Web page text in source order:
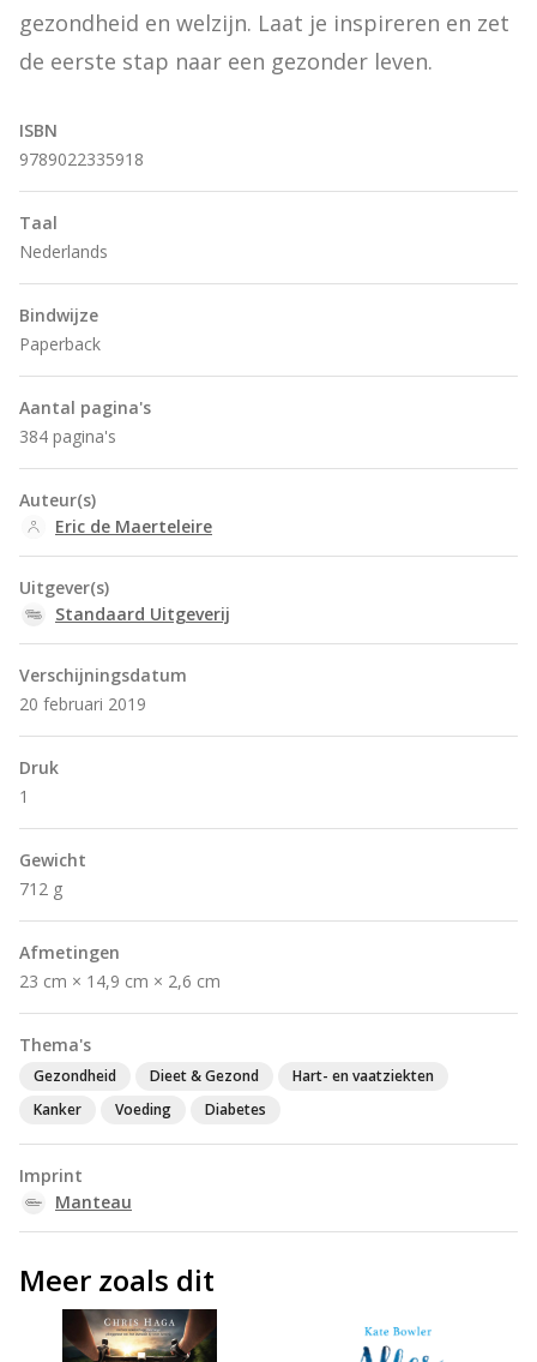
gezondheid en welzijn. Laat je inspireren en zet
de eerste stap naar een gezonder leven.
ISBN
9789022335918
Taal
Nederlands
Bindwijze
Paperback
Aantal pagina's
384 pagina's
Auteur(s)
Eric de Maerteleire
Uitgever(s)
Standaard Uitgeverij
Verschijningsdatum
20 februari 2019
Druk
1
Gewicht
712 g
Afmetingen
23 cm × 14,9 cm × 2,6 cm
Thema's
Gezondheid Dieet & Gezond
Hart- en vaatziekten
Kanker
Voeding Diabetes
Imprint
Manteau
Meer zoals dit